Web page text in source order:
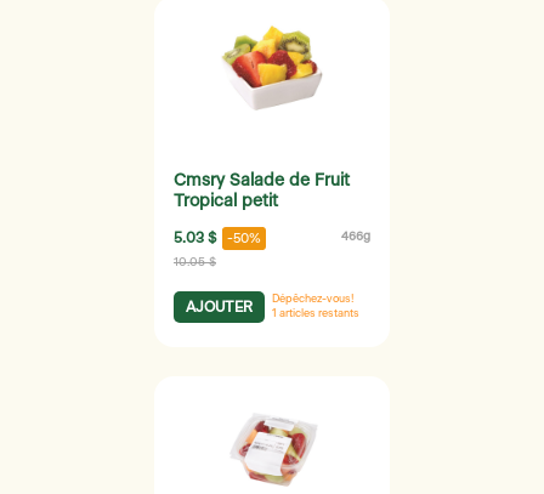
Cmsry Salade de Fruit
Tropical petit
5.03 $ -50% 466g
10.05 $
AJOUTER
Dépêchez-vous!
1 articles restants